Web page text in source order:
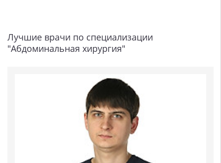
Лучшие врачи по специализации
"Абдоминальная хирургия"